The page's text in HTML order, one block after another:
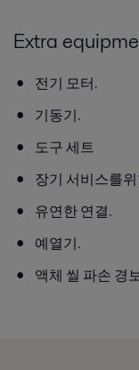
Extra
전기 모터.
기동기.
도구 세트
장기 서비스를
유연한 연결.
예열기.
액체 씰 파손 경